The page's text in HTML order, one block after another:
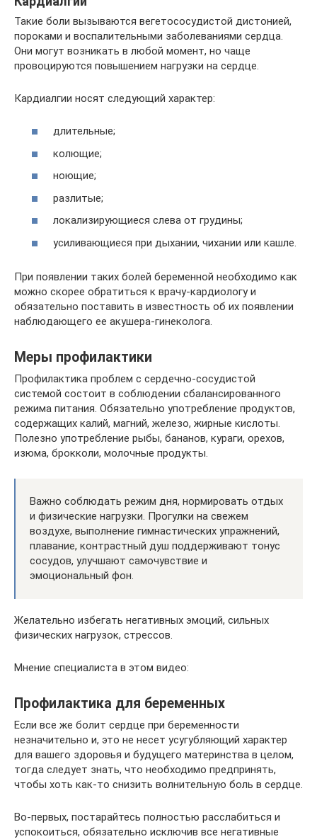
Такие боли вызываются вегетососудистой дистонией,
пороками и воспалительными заболеваниями сердца.
Они могут возникать в любой момент, но чаще
провоцируются повышением нагрузки на сердце.
Кардиалгии носят следующий характер:
длительные;
колющие;
ноющие;
разлитые;
локализирующиеся слева от грудины;
усиливающиеся при дыхании, чихании или кашле.
При появлении таких болей беременной необходимо как
можно скорее обратиться к врачу-кардиологу и
обязательно поставить в известность об их появлении
наблюдающего ее акушера-гинеколога.
Меры профилактики
Профилактика проблем с сердечно-сосудистой
системой состоит в соблюдении сбалансированного
режима питания. Обязательно употребление продуктов,
содержащих калий, магний, железо, жирные кислоты.
Полезно употребление рыбы, бананов, кураги, орехов,
изюма, брокколи, молочные продукты.
Важно соблюдать режим дня, нормировать отдых
и физические нагрузки. Прогулки на свежем
воздухе, выполнение гимнастических упражнений,
плавание, контрастный душ поддерживают тонус
сосудов, улучшают самочувствие и
эмоциональный фон.
Желательно избегать негативных эмоций, сильных
физических нагрузок, стрессов.
Мнение специалиста в этом видео:
Профилактика для беременных
Если все же болит сердце при беременности
незначительно и, это не несет усугубляющий характер
для вашего здоровья и будущего материнства в целом,
тогда следует знать, что необходимо предпринять,
чтобы хоть как-то снизить волнительную боль в сердце.
Во-первых, постарайтесь полностью расслабиться и
успокоиться, обязательно исключив все негативные